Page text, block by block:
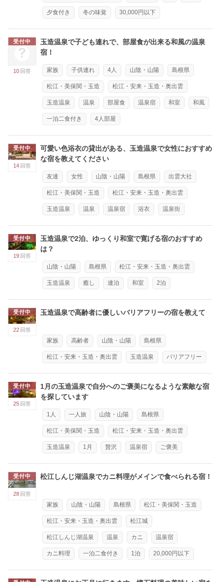
夕食付き 冬の味覚 30,000円以下
受付中
10 回答
玉造温泉で子ども連れで、部屋食が出来る和風の温泉
宿！
家族 子供連れ 4人 山陰・山陽 島根県
松江・美保関・玉造 松江・安来・玉造・奥出雲
玉造温泉 温泉 部屋食 温泉宿 和室 和風
一泊二食付き 4人部屋
受付中
14 回答
可愛い色浴衣の貸出がある、玉造温泉で女性におすすめ
な宿を教えてください
友達 女性 山陰・山陽 島根県 出雲大社
松江・美保関・玉造 松江・安来・玉造・奥出雲
玉造温泉 温泉 温泉宿 浴衣 温泉街
受付中
19 回答
玉造温泉で2泊、ゆっくり和室で寛げる宿のおすすめ
は？
山陰・山陽 島根県 松江・安来・玉造・奥出雲
玉造温泉 癒し 連泊 和室 2泊
受付中
22 回答
玉造温泉で高齢者に優しいバリアフリーの宿を教えて
家族 高齢者 山陰・山陽 島根県
松江・安来・玉造・奥出雲 玉造温泉 バリアフリー
受付中
25 回答
1月の玉造温泉で自分へのご褒美になるような素敵な宿
を探しています
1人 一人旅 山陰・山陽 島根県
松江・美保関・玉造 松江・安来・玉造・奥出雲
玉造温泉 1月 贅沢 温泉宿 ご褒美
受付中
28 回答
松江しんじ湖温泉でカニ料理がメインで食べられる宿！
家族 山陰・山陽 島根県 松江・美保関・玉造
松江・安来・玉造・奥出雲 松江城
松江しんじ湖温泉 温泉 カニ 温泉宿
カニ料理 一泊二食付き 1泊 20,000円以下